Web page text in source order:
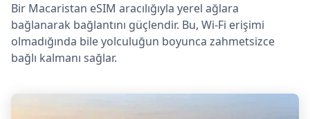
Bir Macaristan eSIM aracılığıyla yerel ağlara
bağlanarak bağlantını güçlendir. Bu, Wi-Fi erişimi
olmadığında bile yolculuğun boyunca zahmetsizce
bağlı kalmanı sağlar.